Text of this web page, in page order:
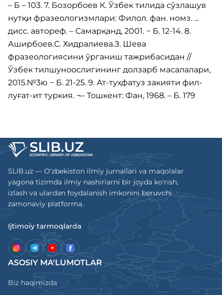
– Б – 103. 7. Бозорбоев К. Ўзбек тилида сўзлашув
нутқи фразеологизмлари: Филол. фан. номз. ...
дисс. автореф. – Самарқанд, 2001. − Б. 12-14. 8.
Аширбоев.С. Хидралиева.З. Шева
фразеологиясини ўрганиш тажрибасидан //
Ўзбек тилшуноослигининг долзарб масалалари,
2015.№3ю − Б. 21-25. 9. Ат-туҳфатуз закияти фил-
луғат-ит туркия. ¬– Тошкент: Фан, 1968. – Б. 179
SLIB.uz — O'zbekiston ilmiy jurnallari va maqolalar
yagona tizimda ilmiy nashirlarni bir joyda ko'rish,
izlash va ulardan foydalanish imkonini beruvchi
zamonaviy platforma.
Ijtimoiy tarmoqlarda
ASOSIY MA'LUMOTLAR
Biz haqimizda